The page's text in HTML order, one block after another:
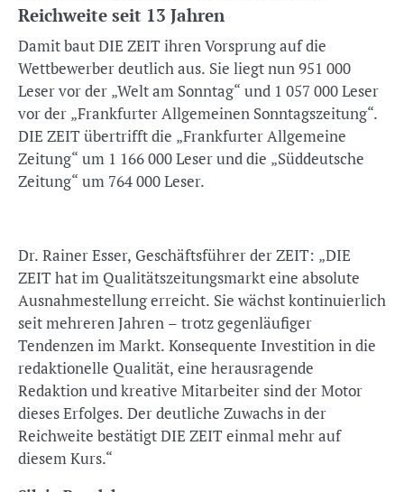
Reichweite seit 13 Jahren
Damit baut DIE ZEIT ihren Vorsprung auf die
Wettbewerber deutlich aus. Sie liegt nun 951 000
Leser vor der „Welt am Sonntag“ und 1 057 000 Leser
vor der „Frankfurter Allgemeinen Sonntagszeitung“.
DIE ZEIT übertrifft die „Frankfurter Allgemeine
Zeitung“ um 1 166 000 Leser und die „Süddeutsche
Zeitung“ um 764 000 Leser.
Dr. Rainer Esser, Geschäftsführer der ZEIT: „DIE
ZEIT hat im Qualitätszeitungsmarkt eine absolute
Ausnahmestellung erreicht. Sie wächst kontinuierlich
seit mehreren Jahren – trotz gegenläufiger
Tendenzen im Markt. Konsequente Investition in die
redaktionelle Qualität, eine herausragende
Redaktion und kreative Mitarbeiter sind der Motor
dieses Erfolges. Der deutliche Zuwachs in der
Reichweite bestätigt DIE ZEIT einmal mehr auf
diesem Kurs.“